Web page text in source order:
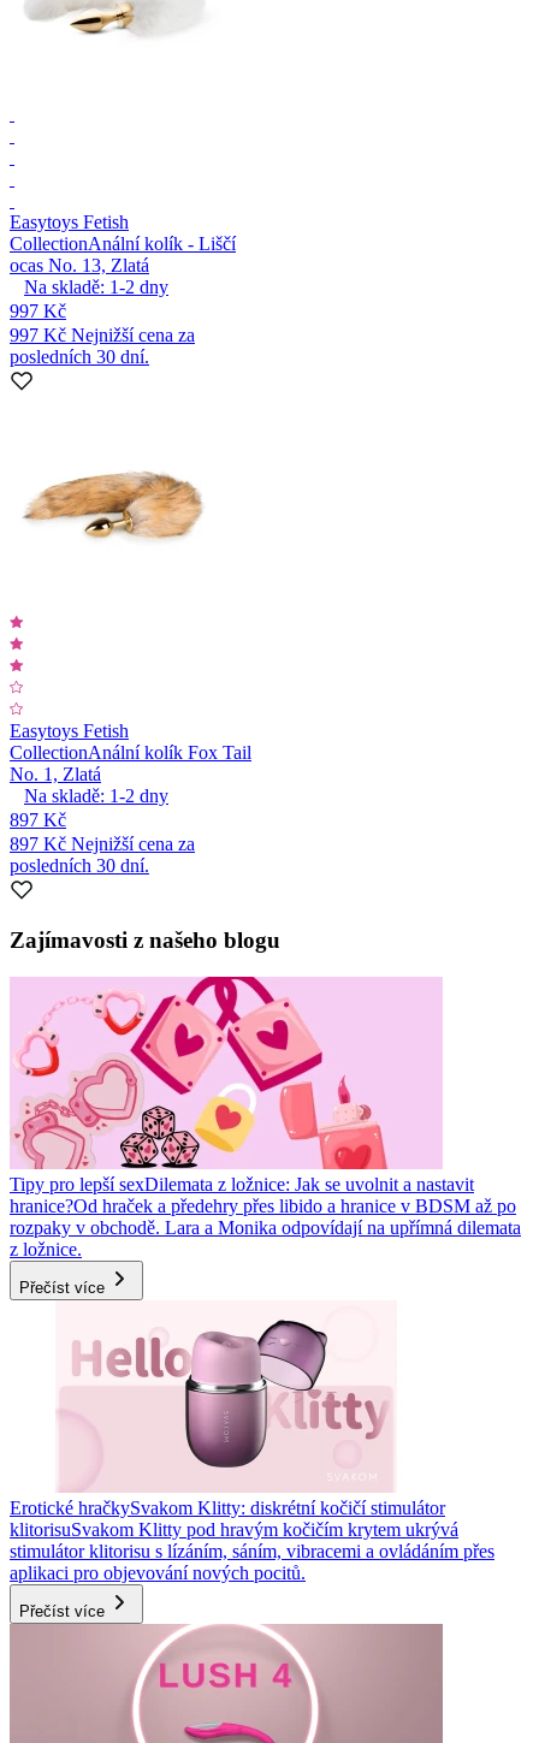
Easytoys Fetish
CollectionAnální kolík - Liščí
ocas No. 13, Zlatá
Na skladě: 1-2 dny
997 Kč
997 Kč Nejnižší cena za
posledních 30 dní.
Easytoys Fetish
CollectionAnální kolík Fox Tail
No. 1, Zlatá
Na skladě: 1-2 dny
897 Kč
897 Kč Nejnižší cena za
posledních 30 dní.
Zajímavosti z našeho blogu
Tipy pro lepší sexDilemata z ložnice: Jak se uvolnit a nastavit
hranice?Od hraček a předehry přes libido a hranice v BDSM až po
rozpaky v obchodě. Lara a Monika odpovídají na upřímná dilemata
z ložnice.
Přečíst více
Erotické hračkySvakom Klitty: diskrétní kočičí stimulátor
klitorisuSvakom Klitty pod hravým kočičím krytem ukrývá
stimulátor klitorisu s lízáním, sáním, vibracemi a ovládáním přes
aplikaci pro objevování nových pocitů.
Přečíst více